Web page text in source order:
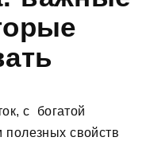
с богатой
полезных свойств